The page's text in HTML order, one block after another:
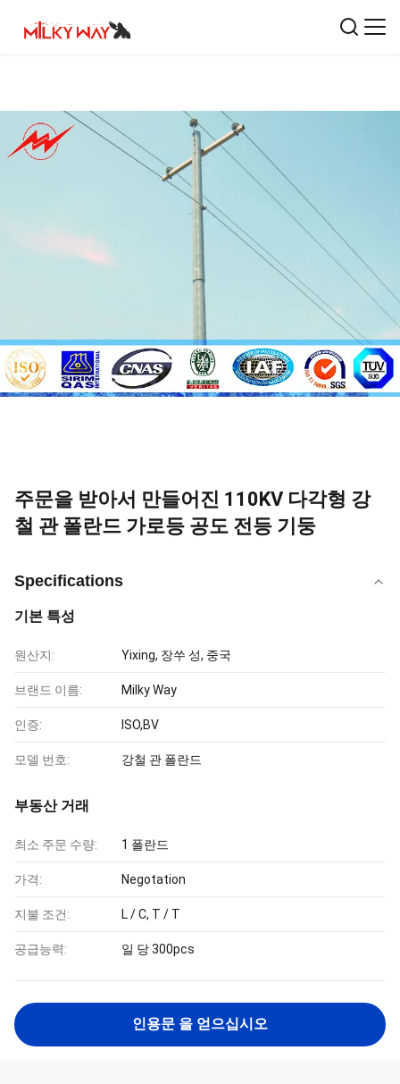
주문을 받아서 만들어진 110KV 다각형 강
철 관 폴란드 가로등 공도 전등 기둥
Specifications
기본 특성
원산지: Yixing, 장쑤 성, 중국
브랜드 이름: Milky Way
인증: ISO,BV
모델 번호: 강철 관 폴란드
부동산 거래
최소 주문 수량: 1 폴란드
가격: Negotation
지불 조건: L / C, T / T
공급능력: 일 당 300pcs
인용문 을 얻으십시오